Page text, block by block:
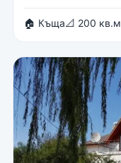
🏠 Къща📐 200 кв.м